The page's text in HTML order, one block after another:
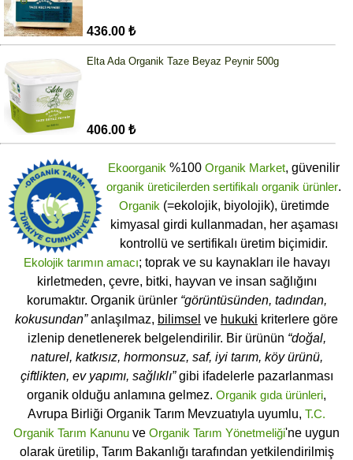
436.00 ₺
Elta Ada Organik Taze Beyaz Peynir 500g
406.00 ₺
Ekoorganik %100 Organik Market, güvenilir
organik üreticilerden sertifikalı organik ürünler.
Organik (=ekolojik, biyolojik), üretimde
kimyasal girdi kullanmadan, her aşaması
kontrollü ve sertifikalı üretim biçimidir.
Ekolojik tarımın amacı; toprak ve su kaynakları ile havayı
kirletmeden, çevre, bitki, hayvan ve insan sağlığını
korumaktır. Organik ürünler “görüntüsünden, tadından,
kokusundan”anlaşılmaz, bilimsel ve hukuki kriterlere göre
izlenip denetlenerek belgelendirilir. Bir ürünün “doğal,
naturel, katkısız, hormonsuz, saf, iyi tarım, köy ürünü,
çiftlikten, ev yapımı, sağlıklı”gibi ifadelerle pazarlanması
organik olduğu anlamına gelmez. Organik gıda ürünleri,
Avrupa Birliği Organik Tarım Mevzuatıyla uyumlu, T.C.
Organik Tarım Kanunu ve Organik Tarım Yönetmeliği'ne uygun
olarak üretilip, Tarım Bakanlığı tarafından yetkilendirilmiş